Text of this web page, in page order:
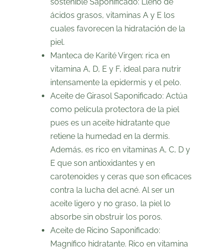
ácidos grasos, vitaminas A y E los
cuales favorecen la hidratación de la
piel.
Manteca de Karité Virgen: rica en
vitamina A, D, E y F, ideal para nutrir
intensamente la epidermis y el pelo.
Aceite de GirasolSaponificado: Actúa
como película protectora de la piel
pues es un aceite hidratante que
retiene la humedad en la dermis.
Además, es rico en vitaminas A, C, D y
E que son antioxidantes y en
carotenoides y ceras que son eficaces
contra la lucha del acné. Al ser un
aceite ligero y no graso, la piel lo
absorbe sin obstruir los poros.
Aceite de Ricino Saponificado:
Magnífico hidratante. Rico en vitamina